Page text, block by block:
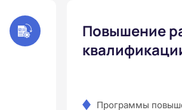
Повышение
Программы